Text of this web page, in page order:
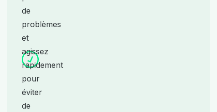
de
problèmes
et
agissez
rapidement
pour
éviter
de